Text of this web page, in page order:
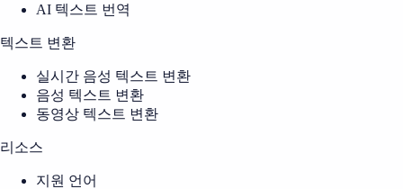
AI 텍스트 번역
텍스트 변환
실시간 음성 텍스트 변환
음성 텍스트 변환
동영상 텍스트 변환
리소스
지원 언어